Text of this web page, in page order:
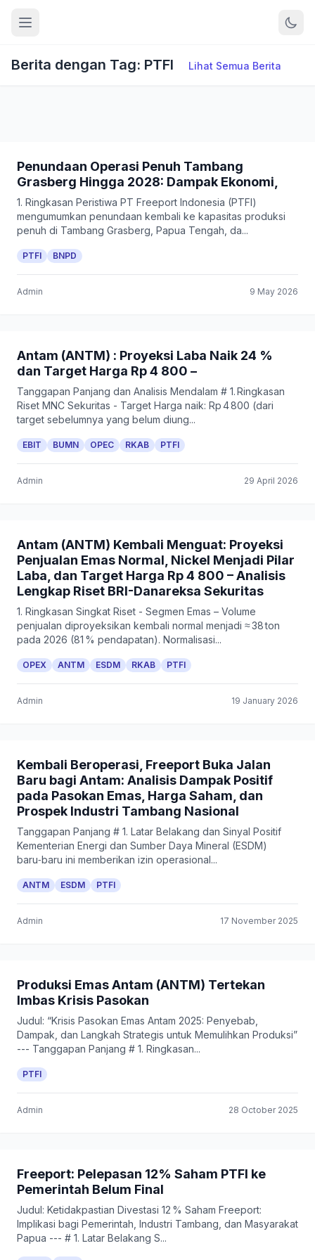
Berita dengan Tag: PTFI Lihat Semua Berita
Penundaan Operasi Penuh Tambang
Grasberg Hingga 2028: Dampak Ekonomi,
1. Ringkasan Peristiwa PT Freeport Indonesia (PTFI)
mengumumkan penundaan kembali ke kapasitas produksi
penuh di Tambang Grasberg, Papua Tengah, da...
PTFI BNPD
Admin 9 May 2026
Antam (ANTM) : Proyeksi Laba Naik 24 %
dan Target Harga Rp 4 800 –
Tanggapan Panjang dan Analisis Mendalam # 1. Ringkasan
Riset MNC Sekuritas - Target Harga naik: Rp 4 800 (dari
target sebelumnya yang belum diung...
EBIT BUMN OPEC RKAB PTFI
Admin 29 April 2026
Antam (ANTM) Kembali Menguat: Proyeksi
Penjualan Emas Normal, Nickel Menjadi Pilar
Laba, dan Target Harga Rp 4 800 – Analisis
Lengkap Riset BRI-Danareksa Sekuritas
1. Ringkasan Singkat Riset - Segmen Emas – Volume
penjualan diproyeksikan kembali normal menjadi ≈ 38 ton
pada 2026 (81 % pendapatan). Normalisasi...
OPEX ANTM ESDM RKAB PTFI
Admin 19 January 2026
Kembali Beroperasi, Freeport Buka Jalan
Baru bagi Antam: Analisis Dampak Positif
pada Pasokan Emas, Harga Saham, dan
Prospek Industri Tambang Nasional
Tanggapan Panjang # 1. Latar Belakang dan Sinyal Positif
Kementerian Energi dan Sumber Daya Mineral (ESDM)
baru‑baru ini memberikan izin operasional...
ANTM ESDM PTFI
Admin 17 November 2025
Produksi Emas Antam (ANTM) Tertekan
Imbas Krisis Pasokan
Judul: “Krisis Pasokan Emas Antam 2025: Penyebab,
Dampak, dan Langkah Strategis untuk Memulihkan Produksi”
--- Tanggapan Panjang # 1. Ringkasan...
PTFI
Admin 28 October 2025
Freeport: Pelepasan 12% Saham PTFI ke
Pemerintah Belum Final
Judul: Ketidakpastian Divestasi 12 % Saham Freeport:
Implikasi bagi Pemerintah, Industri Tambang, dan Masyarakat
Papua --- # 1. Latar Belakang S...